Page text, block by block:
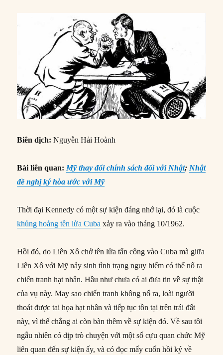
Biên dịch: Nguyễn Hải Hoành
Bài liên quan: Mỹ thay đổi chính sách đối với Nhật; Nhật
đề nghị ký hòa ước với Mỹ
Thời đại Kennedy có một sự kiện đáng nhớ lại, đó là cuộc
khủng hoảng tên lửa Cuba xảy ra vào tháng 10/1962.
Hồi đó, do Liên Xô chở tên lửa tấn công vào Cuba mà giữa
Liên Xô với Mỹ nảy sinh tình trạng nguy hiểm có thể nổ ra
chiến tranh hạt nhân. Hầu như chưa có ai đưa tin về sự thật
của vụ này. May sao chiến tranh không nổ ra, loài người
thoát được tai họa hạt nhân và tiếp tục tồn tại trên trái đất
này, vì thế chẳng ai còn bàn thêm về sự kiện đó. Về sau tôi
ngẫu nhiên có dịp trò chuyện với một số cựu quan chức Mỹ
liên quan đến sự kiện ấy, và có đọc mấy cuốn hồi ký về